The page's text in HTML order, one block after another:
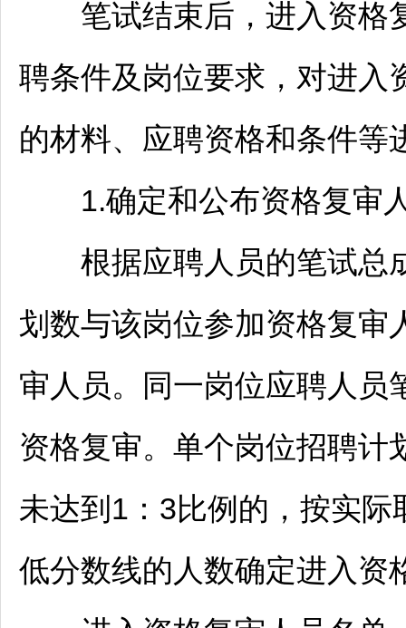
笔试结束后，进入资格
聘条件及岗位要求，对进入
的材料、应聘资格和条件等
1.确定和公布资格复审
根据应聘人员的笔试总
划数与该岗位参加资格复审
审人员。同一岗位应聘人员
资格复审。单个岗位招聘计
未达到1：3比例的，按实
低分数线的人数确定进入资